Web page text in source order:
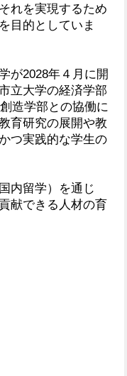
れを実現するため
目的としていま
が2028年４月に開
立大学の経済学部
造学部との協働に
育研究の展開や教
つ実践的な学生の
内留学）を通じ
献できる人材の育